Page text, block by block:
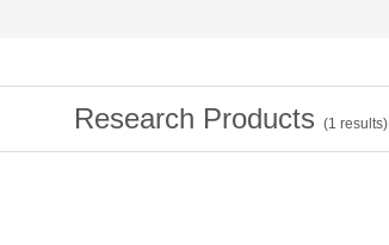
Research Products (1 results)